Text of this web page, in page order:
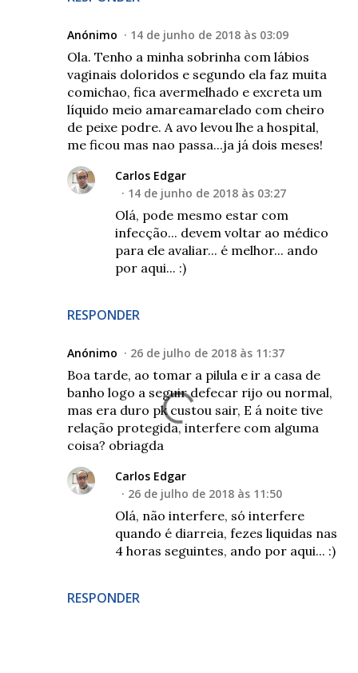
Anónimo 14 de junho de 2018 às 03:09
Ola. Tenho a minha sobrinha com lábios
vaginais doloridos e segundo ela faz muita
comichao, fica avermelhado e excreta um
líquido meio amareamarelado com cheiro
de peixe podre. A avo levou lhe a hospital,
me ficou mas nao passa...ja já dois meses!
RESPONDER
Carlos Edgar
14 de junho de 2018 às 03:27
Olá, pode mesmo estar com
infecção... devem voltar ao médico
para ele avaliar... é melhor... ando
por aqui... :)
Anónimo 26 de julho de 2018 às 11:37
Boa tarde, ao tomar a pilula e ir a casa de
banho logo a seguir defecar rijo ou normal,
mas era duro pk custou sair, E á noite tive
relação protegida, interfere com alguma
coisa? obriagda
RESPONDER
Carlos Edgar
26 de julho de 2018 às 11:50
Olá, não interfere, só interfere
quando é diarreia, fezes liquidas nas
4 horas seguintes, ando por aqui... :)